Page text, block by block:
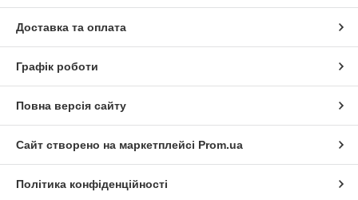
Доставка та оплата
Графік роботи
Повна версія сайту
Сайт створено на маркетплейсі Prom.ua
Політика конфіденційності